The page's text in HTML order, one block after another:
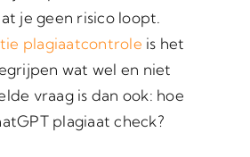
je geen risico loopt.
plagiaatcontrole is het
wat wel en niet
vraag is dan ook: hoe
plagiaat check?